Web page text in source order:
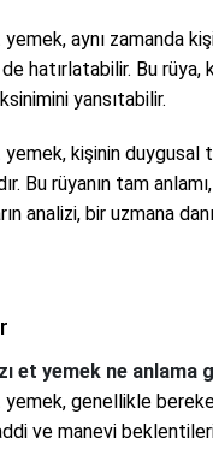
yemek, aynı zamanda
hatırlatabilir. Bu rüya,
yansıtabilir.
yemek, kişinin
Bu rüyanın tam
analizi, bir uzmana
et yemek ne anlama
yemek, genellikle
ve manevi